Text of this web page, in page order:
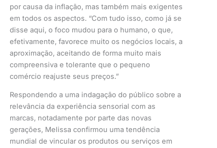
por causa da inflação, mas também mais exigentes
em todos os aspectos. “Com tudo isso, como já se
disse aqui, o foco mudou para o humano, o que,
efetivamente, favorece muito os negócios locais, a
aproximação, aceitando de forma muito mais
compreensiva e tolerante que o pequeno
comércio reajuste seus preços.”
Respondendo a uma indagação do público sobre a
relevância da experiência sensorial com as
marcas, notadamente por parte das novas
gerações, Melissa confirmou uma tendência
mundial de vincular os produtos ou serviços em